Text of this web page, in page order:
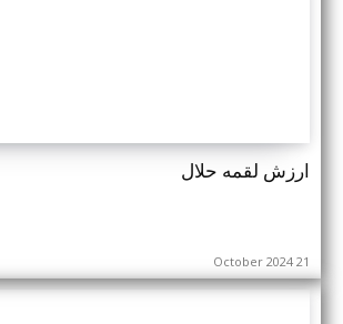
ارزش لقمه حلال
21 October 2024